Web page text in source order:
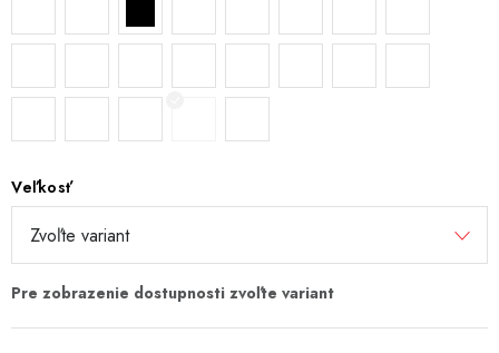
Veľkosť